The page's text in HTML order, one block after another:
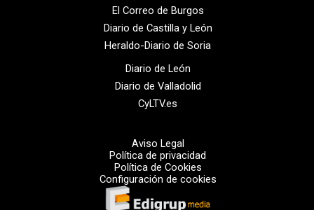
El Correo de Burgos
Diario de Castilla y León
Heraldo-Diario de Soria
Diario de León
Diario de Valladolid
CyLTV.es
Aviso Legal
Política de privacidad
Política de Cookies
Configuración de cookies